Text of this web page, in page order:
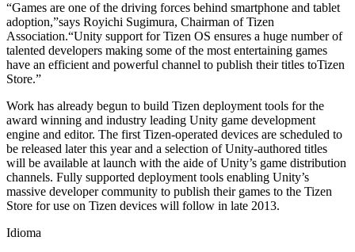
“Games are one of the driving forces behind smartphone and tablet
adoption,”says Royichi Sugimura, Chairman of Tizen
Association.“Unity support for Tizen OS ensures a huge number of
talented developers making some of the most entertaining games
have an efficient and powerful channel to publish their titles toTizen
Store.”
Work has already begun to build Tizen deployment tools for the
award winning and industry leading Unity game development
engine and editor. The first Tizen-operated devices are scheduled to
be released later this year and a selection of Unity-authored titles
will be available at launch with the aide of Unity’s game distribution
channels. Fully supported deployment tools enabling Unity’s
massive developer community to publish their games to the Tizen
Store for use on Tizen devices will follow in late 2013.
Idioma